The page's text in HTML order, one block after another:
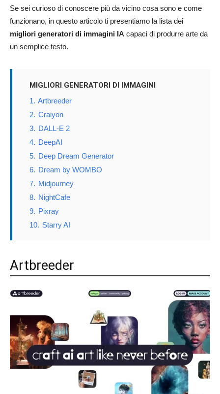
Se sei curioso di conoscere più da vicino cosa sono e come
funzionano, in questo articolo ti presentiamo la lista dei
migliori generatori di immagini IA capaci di produrre arte da
un semplice testo.
MIGLIORI GENERATORI DI IMMAGINI
1. Artbreeder
2. Craiyon
3. DALL-E 2
4. DeepAI
5. Deep Dream Generator
6. Dream by WOMBO
7. Midjourney
8. NightCafe
9. Pixray
10. Starry AI
Artbreeder